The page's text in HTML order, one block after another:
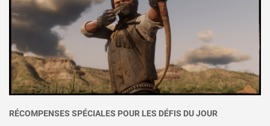
RÉCOMPENSES SPÉCIALES POUR LES DÉFIS DU JOUR